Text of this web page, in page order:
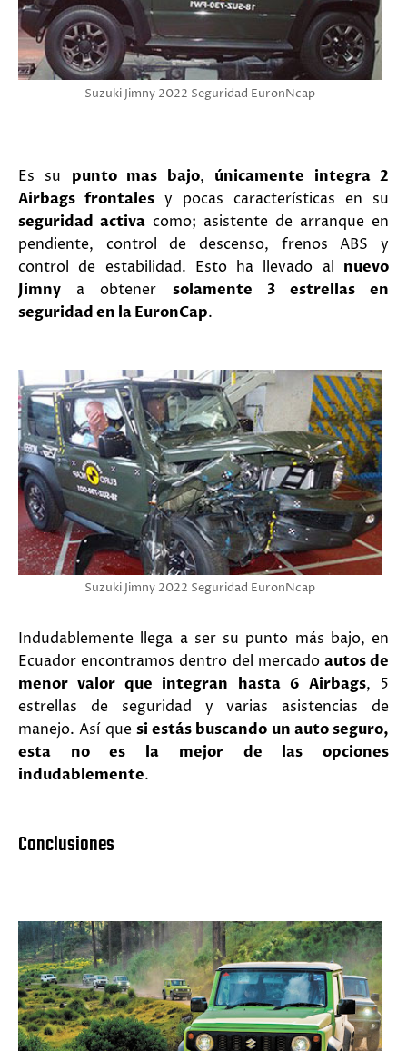
Suzuki Jimny 2022 Seguridad EuronNcap
Es su punto mas bajo, únicamente integra 2
Airbags frontales y pocas características en su
seguridad activa como; asistente de arranque en
pendiente, control de descenso, frenos ABS y
control de estabilidad. Esto ha llevado al nuevo
Jimny a obtener solamente 3 estrellas en
seguridad en la EuronCap.
Suzuki Jimny 2022 Seguridad EuronNcap
Indudablemente llega a ser su punto más bajo, en
Ecuador encontramos dentro del mercado autos de
menor valor que integran hasta 6 Airbags, 5
estrellas de seguridad y varias asistencias de
manejo. Así que si estás buscando un auto seguro,
esta no es la mejor de las opciones
indudablemente.
Conclusiones